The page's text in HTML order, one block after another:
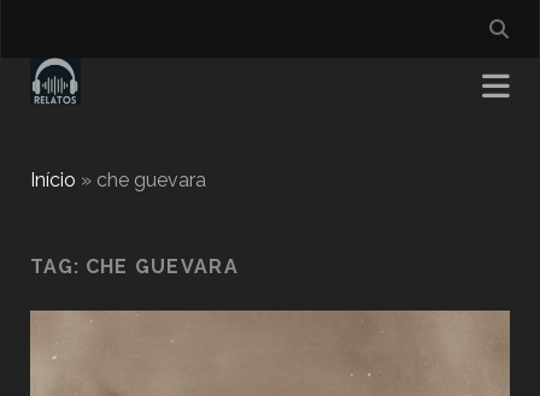
Início » che guevara
TAG: CHE GUEVARA